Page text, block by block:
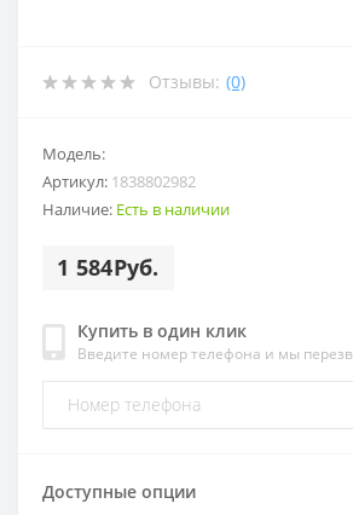
Отзывы: (0)
Модель:
Артикул: 1838802982
Наличие: Есть в наличии
1 584Руб.
Купить в один клик
Введите номер телефона и мы
Доступные опции